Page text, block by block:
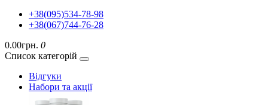
+38(095)534-78-98
+38(067)744-76-28
0.00грн. 0
Список категорій
Відгуки
Набори та акції